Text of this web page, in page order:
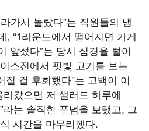
가서 놀랐다”는 직원들의 냉
, “1라운드에서 떨어지면 가게
앞섰다”는 당시 심경을 털어
스전에서 핏빛 고기를 보는
질 걸 후회했다”는 고백이 이
갔으면 저 샐러드 하루에
는 솔직한 푸념을 보탰고, 그
시간을 마무리했다.